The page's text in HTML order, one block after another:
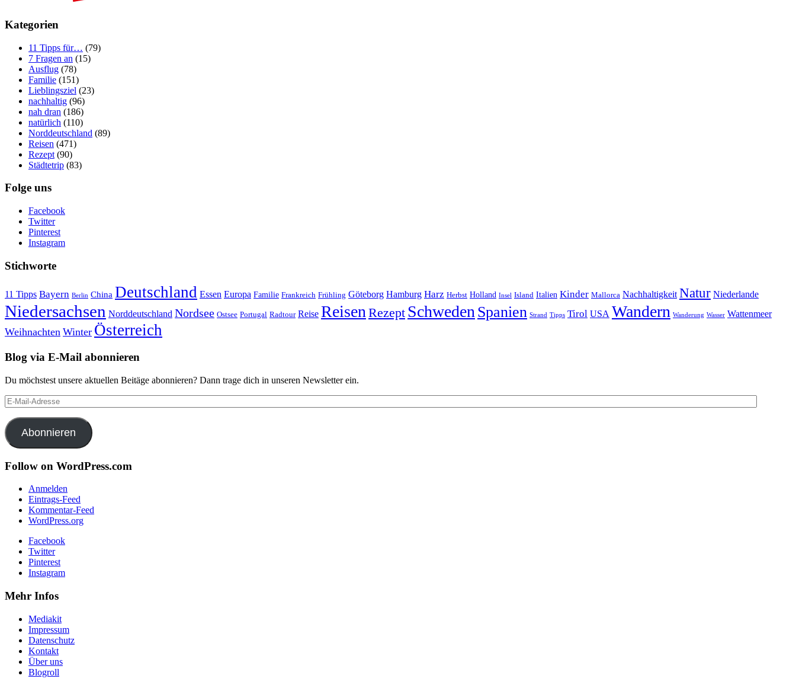
Kategorien
11 Tipps für… (79)
7 Fragen an (15)
Ausflug (78)
Familie (151)
Lieblingsziel (23)
nachhaltig (96)
nah dran (186)
natürlich (110)
Norddeutschland (89)
Reisen (471)
Rezept (90)
Städtetrip (83)
Folge uns
Facebook
Twitter
Pinterest
Instagram
Stichworte
11 Tipps Bayern Berlin China Deutschland Essen Europa Familie Frankreich Frühling Göteborg Hamburg Harz Herbst Holland Insel Island Italien Kinder Mallorca Nachhaltigkeit Natur Niederlande
Niedersachsen Norddeutschland Nordsee Ostsee Portugal Radtour Reise ReisenRezept SchwedenSpanien Strand Tipps Tirol USA Wandern Wanderung Wasser Wattenmeer
Weihnachten Winter Österreich
Blog via E-Mail abonnieren
Du möchstest unsere aktuellen Beitäge abonnieren? Dann trage dich in unseren Newsletter ein.
E-
Mail-
Adresse
Abonnieren
Follow on WordPress.com
Anmelden
Eintrags-Feed
Kommentar-Feed
WordPress.org
Facebook
Twitter
Pinterest
Instagram
Mehr Infos
Mediakit
Impressum
Datenschutz
Kontakt
Über uns
Blogroll